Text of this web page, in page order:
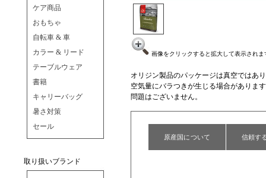
ケア商品
おもちゃ
自転車 & 車
カラー & リード
テーブルウェア
書籍
キャリーバッグ
暑さ対策
セール
取り扱いブランド
画像をクリックすると拡大して表示されま
オリジン製品のパッケージは真空ではあ
空気量にバラつきが生じる場合がありま
問題はございません。
原産国について 信頼す